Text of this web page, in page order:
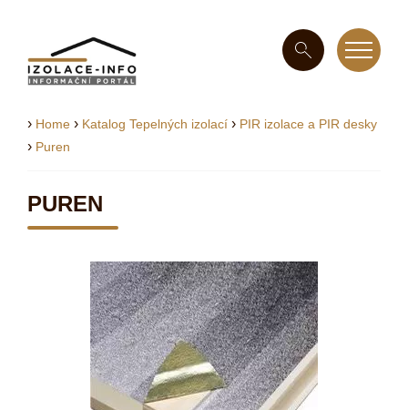
› Home › Katalog Tepelných izolací › PIR izolace a PIR desky
› Puren
PUREN